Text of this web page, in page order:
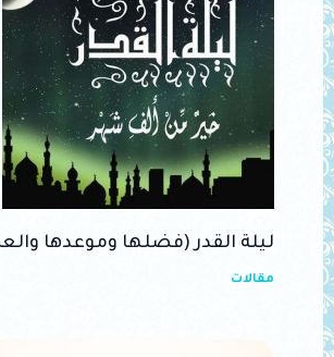
ليلة القدر (فضلها وموعدها
مقالات